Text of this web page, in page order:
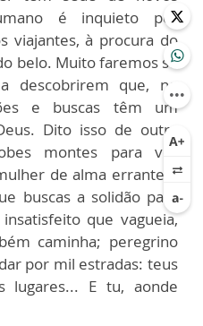
é inquieto por
viajantes, à procura do
belo. Muito faremos se
descobrirem que, no
e buscas têm um
Dito isso de outra
montes para ver
de alma errante e
buscas a solidão para
que vagueia,
caminha; peregrino
por mil estradas: teus
lugares... E tu, aonde